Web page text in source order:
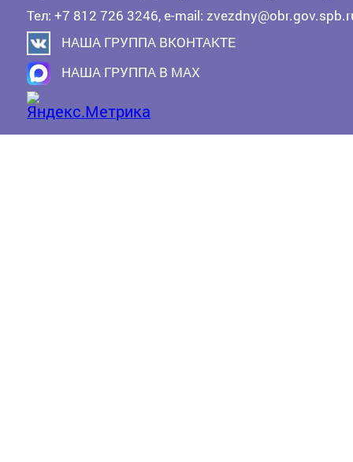
Тел: +7 812 726 3246, e-mail:
НАША ГРУППА ВКОНТАКТЕ
НАША ГРУППА В MAX